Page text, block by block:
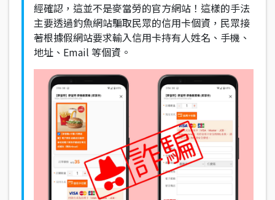
經確認，這並不是麥當勞的官方網站！這樣的手法
主要透過釣魚網站騙取民眾的信用卡個資，民眾接
著根據假網站要求輸入信用卡持有人姓名、手機、
地址、Email 等個資。